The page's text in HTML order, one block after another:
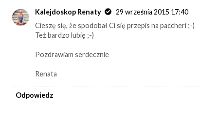
Kalejdoskop Renaty
29 września 2015 17:40
Cieszę się, że spodobał Ci się przepis na paccheri ;-)
Też bardzo lubię ;-)
Pozdrawiam serdecznie
Renata
Odpowiedz